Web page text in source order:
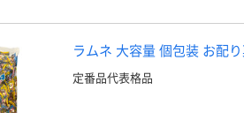
ラムネ 大容量 個包装 お配
定番品代表格品